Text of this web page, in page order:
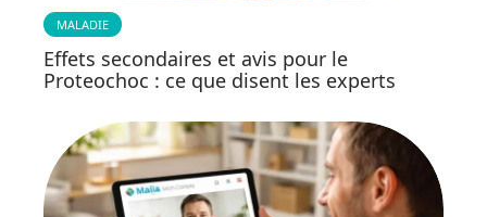
MALADIE
Effets secondaires et avis pour le
Proteochoc : ce que disent les experts